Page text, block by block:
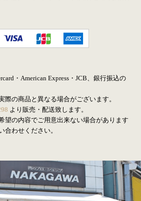
・American Express・JCB、銀行振込の
際の商品と異なる場合がございます。
より販売・配送致します。
望の内容でご用意出来ない場合があります
合わせください。